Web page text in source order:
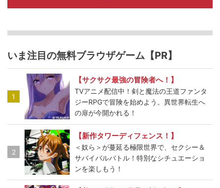
いま注目の無料ブラウザゲーム【PR】
1
【サクサク最強の冒険者へ！】
TVアニメ配信中！剣と魔法の王道ファンタ
ジーRPGで冒険を始めよう。異世界転生へ
の扉が今開かれる！
2
【新作タワーディフェンス！】
＜奴ら＞が蔓延る極限世界で、セクシー＆
サバイバルバトル！特別なシチュエーショ
ンを楽しもう！